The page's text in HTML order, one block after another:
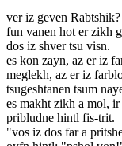
ver iz geven Rabtshik?
fun vanen hot er zikh
dos iz shver tsu visn.
es kon zayn, az er iz
meglekh, az er iz
tsugeshtanen tsum
es makht zikh a mol,
pribludne hintl fis-trit.
"vos iz dos far a